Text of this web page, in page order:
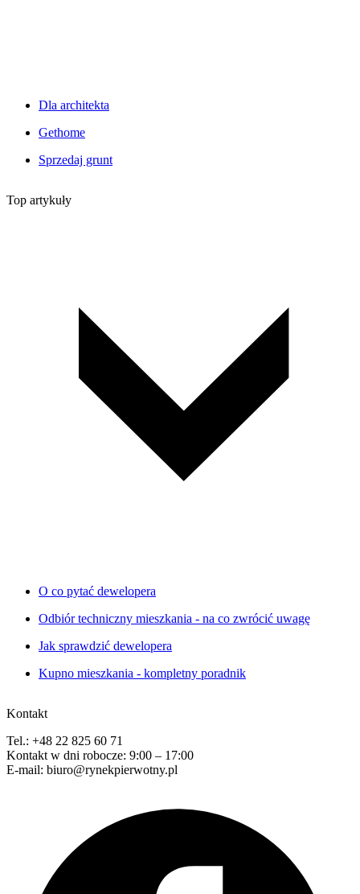
Dla architekta
Gethome
Sprzedaj grunt
Top artykuły
O co pytać dewelopera
Odbiór techniczny mieszkania - na co zwrócić uwagę
Jak sprawdzić dewelopera
Kupno mieszkania - kompletny poradnik
Kontakt
Tel.: +48 22 825 60 71
Kontakt w dni robocze: 9:00 – 17:00
E-mail: biuro@rynekpierwotny.pl